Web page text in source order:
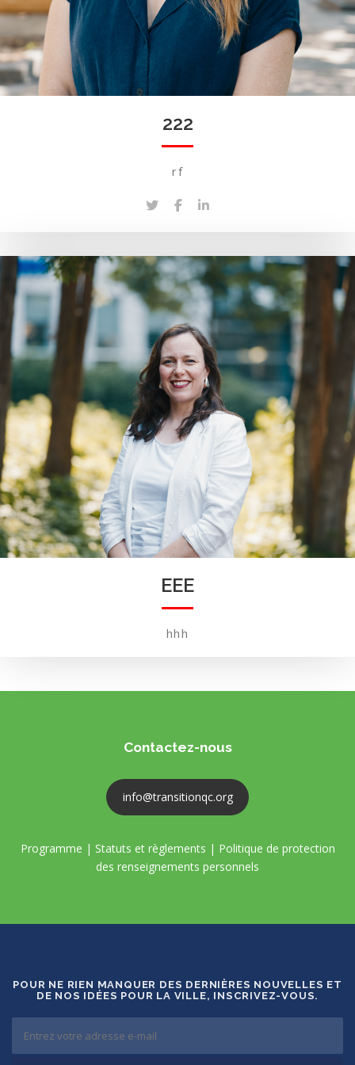
222
rf
EEE
hhh
Contactez-nous
info@transitionqc.org
Programme | Statuts et règlements | Politique de protection
des renseignements personnels
POUR NE RIEN MANQUER DES DERNIÈRES NOUVELLES ET
DE NOS IDÉES POUR LA VILLE, INSCRIVEZ-VOUS.